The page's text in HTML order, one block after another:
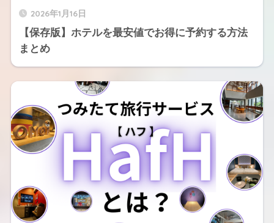
2026年1月16日
【保存版】ホテルを最安値でお得に予約する方法
まとめ